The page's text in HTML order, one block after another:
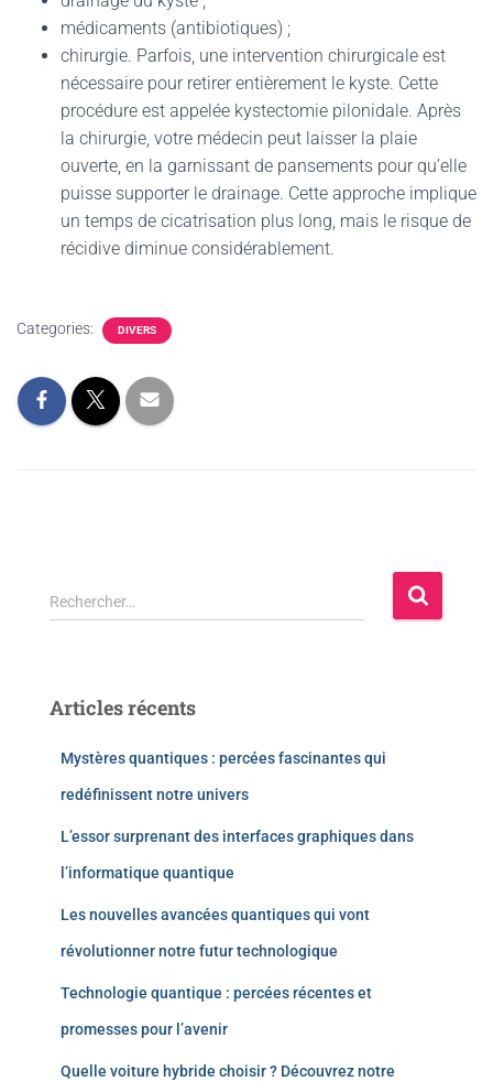
médicaments (antibiotiques) ;
chirurgie. Parfois, une intervention chirurgicale est
nécessaire pour retirer entièrement le kyste. Cette
procédure est appelée kystectomie pilonidale. Après
la chirurgie, votre médecin peut laisser la plaie
ouverte, en la garnissant de pansements pour qu’elle
puisse supporter le drainage. Cette approche implique
un temps de cicatrisation plus long, mais le risque de
récidive diminue considérablement.
Categories: DIVERS
Rechercher…
Articles récents
Mystères quantiques : percées fascinantes qui
redéfinissent notre univers
L’essor surprenant des interfaces graphiques dans
l’informatique quantique
Les nouvelles avancées quantiques qui vont
révolutionner notre futur technologique
Technologie quantique : percées récentes et
promesses pour l’avenir
Quelle voiture hybride choisir ? Découvrez notre